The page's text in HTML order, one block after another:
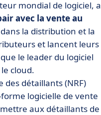
mondial de logiciel, a
avec la vente au
la distribution et la
et lancent leurs
le leader du logiciel
cloud.
détaillants (NRF)
logicielle de vente
aux détaillants de